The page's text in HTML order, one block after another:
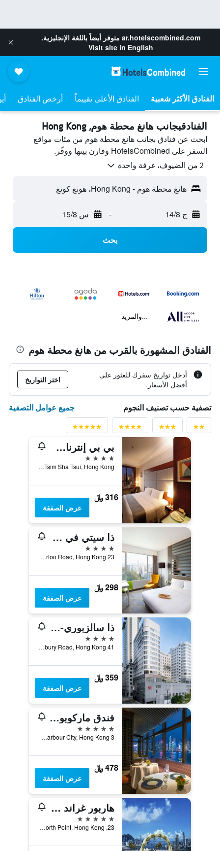
ar.hotelscombined.com متوفر أيضاً باللغة الإنجليزية.
Visit site in English
الفنادق الأعلى تقييماً أرخص الفنادق
الفنادقبجانب هانغ محطة هوم, Hong Kong
ابحث عن فنادق بجانب هانغ محطة هوم من مئات مواقع
السفر على HotelsCombined وقارن بينها ووفّر.
2 من الضيوف، غرفة واحدة
هانغ محطة هوم - Hong Kong، هونغ كونغ
ج 14/8 - س 15/8
بحث
...والمزيد
الفنادق المشهورة بالقرب من هانغ محطة هوم
أدخل تواريخ سفرك للعثور على
أفضل الأسعار.
اختر التواريخ
تصفية حسب تصنيف النجوم جميع عوامل التصفية
بي بي إنترناشونال
4 نجوم
No. 8 Austin Road, Tsim Sha Tsui, Hong Kong, هونغ كونغ
316 ﷼
عرض الصفقة
ذا سيتي في - تشيني ا يمكا ٔوف هونج كونج
4 نجوم
23 Waterloo Road, Hong Kong, هونغ كونغ
298 ﷼
عرض الصفقة
ذا سالزبوري- واي إم سي إيه أوف هونج كونج
4 نجوم
41 Salisbury Road, Hong Kong, هونغ كونغ
359 ﷼
عرض الصفقة
فندق ماركوبولو هونغ كونغ
5 نجوم
3 Canton Road, Harbour City, Hong Kong, هونغ كونغ
478 ﷼
عرض الصفقة
هاربور غراند هونغ كونغ
5 نجوم
23, Oil Street, North Point, Hong Kong, هونغ كونغ